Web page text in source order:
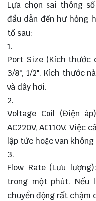
Lựa chọn sai thông
đầu dẫn đến hư hỏng
tố sau:
Port Size (Kích thước
3/8", 1/2". Kích thước
và dây hơi.
Voltage Coil (Điện
AC220V, AC110V. Việc
lập tức hoặc van không
Flow Rate (Lưu
trong một phút. Nếu
chuyển động rất chậm